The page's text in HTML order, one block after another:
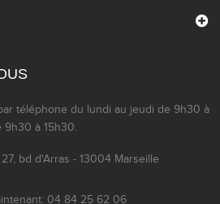
téléphone du lundi au jeudi de 9h30 à
à 15h30.
bd d'Arras - 13004 Marseille
04 84 25 62 06